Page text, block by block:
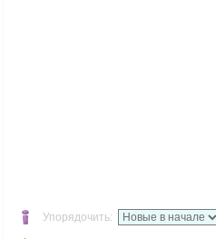
Упорядочить: